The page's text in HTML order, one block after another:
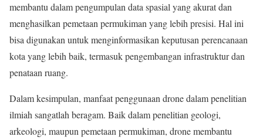
membantu dalam pengumpulan data spasial yang akurat dan
menghasilkan pemetaan permukiman yang lebih presisi. Hal ini
bisa digunakan untuk menginformasikan keputusan perencanaan
kota yang lebih baik, termasuk pengembangan infrastruktur dan
penataan ruang.
Dalam kesimpulan, manfaat penggunaan drone dalam penelitian
ilmiah sangatlah beragam. Baik dalam penelitian geologi,
arkeologi, maupun pemetaan permukiman, drone membantu